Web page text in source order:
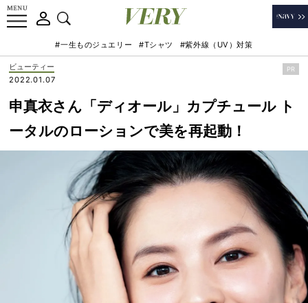
#一生ものジュエリー #Tシャツ #紫外線（UV）対策
ビューティー
2022.01.07
PR
申真衣さん「ディオール」カプチュール ト
ータルのローションで美を再起動！